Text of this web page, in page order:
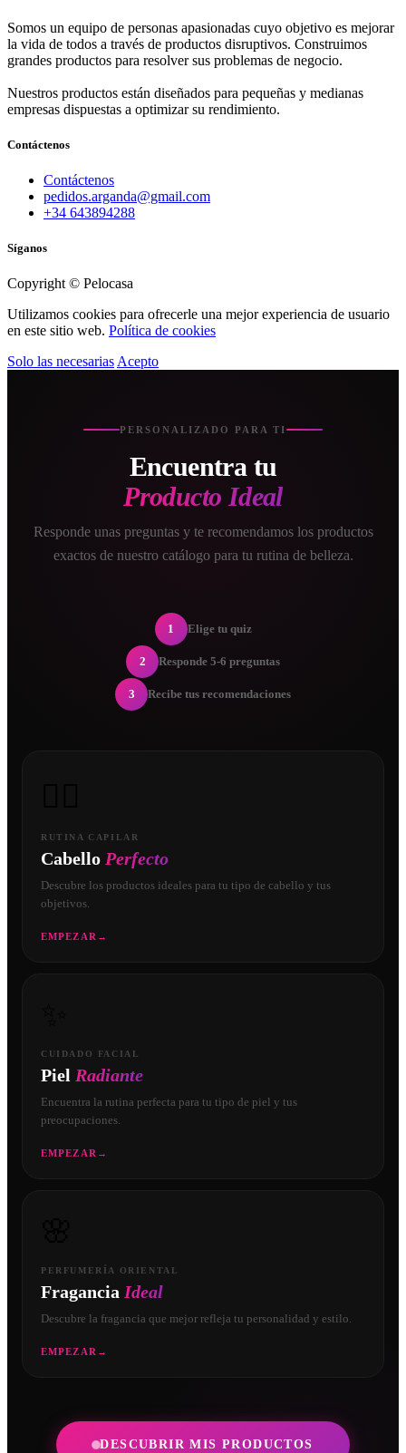
Somos un equipo de personas apasionadas cuyo objetivo es mejorar
la vida de todos a través de productos disruptivos. Construimos
grandes productos para resolver sus problemas de negocio.
Nuestros productos están diseñados para pequeñas y medianas
empresas dispuestas a optimizar su rendimiento.
Contáctenos
Contáctenos
pedidos.arganda@gmail.com
+34 643894288
Síganos
Copyright © Pelocasa
Utilizamos cookies para ofrecerle una mejor experiencia de usuario
en este sitio web. Política de cookies
Solo las necesarias Acepto
PERSONALIZADO PARA TI
Encuentra tu
Producto Ideal
Responde unas preguntas y te recomendamos los productos
exactos de nuestro catálogo para tu rutina de belleza.
1 Elige tu quiz
2 Responde 5-6 preguntas
3 Recibe tus recomendaciones
RUTINA CAPILAR
Cabello Perfecto
Descubre los productos ideales para tu tipo de cabello y tus
objetivos.
EMPEZAR →
CUIDADO FACIAL
Piel Radiante
Encuentra la rutina perfecta para tu tipo de piel y tus
preocupaciones.
EMPEZAR →
PERFUMERÍA ORIENTAL
Fragancia Ideal
Descubre la fragancia que mejor refleja tu personalidad y estilo.
EMPEZAR →
DESCUBRIR MIS PRODUCTOS